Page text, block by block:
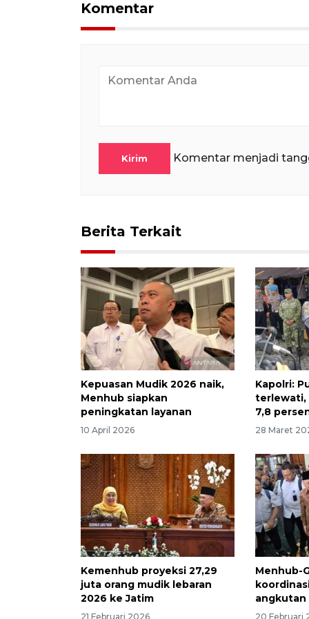
Komentar
Kirim Komentar menjadi
Berita Terkait
Kepuasan Mudik 2026 naik,
Menhub siapkan
peningkatan layanan
10 April 2026
Kapolri:
terlewati,
7,8
28 Maret
Kemenhub proyeksi 27,29
juta orang mudik lebaran
2026 ke Jatim
21 Februari 2026
Menhub-
angkutan
20 Februari